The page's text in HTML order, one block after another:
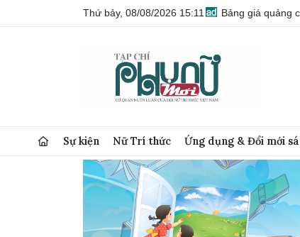
Thứ bảy, 08/08/2026 15:11 Bảng giá quảng
Sự kiện Nữ Trí thức Ứng dụng & Đổi mới